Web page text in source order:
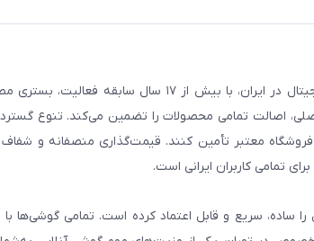
فروشگاه گوشی آنلاین به‌عنوان یکی از مراجع تخصصی خرید لوازم
اصالت تمامی محصولات را تضمین می‌کند. تنوع
فروشگاه معتبر تأمین کنند. قیمت‌گذاری منصفانه و
تمامی کاربران ایرانی است.
را ساده، سریع و قابل اعتماد کرده است. تمامی گوشی‌ها